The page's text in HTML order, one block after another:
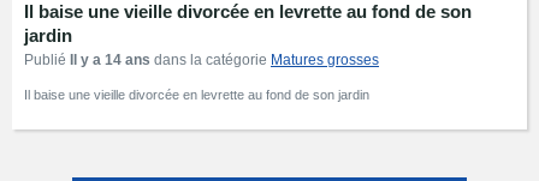
Il baise une vieille divorcée en levrette au fond de son
jardin
Publié Il y a 14 ans dans la catégorie Matures grosses
Il baise une vieille divorcée en levrette au fond de son jardin